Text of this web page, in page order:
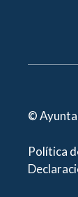
©
Política